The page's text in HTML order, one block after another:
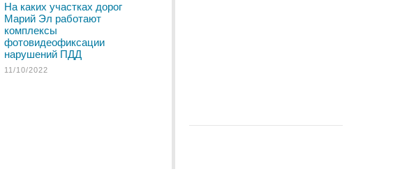
На каких участках дорог
Марий Эл работают
комплексы
фотовидеофиксации
нарушений ПДД
11/10/2022